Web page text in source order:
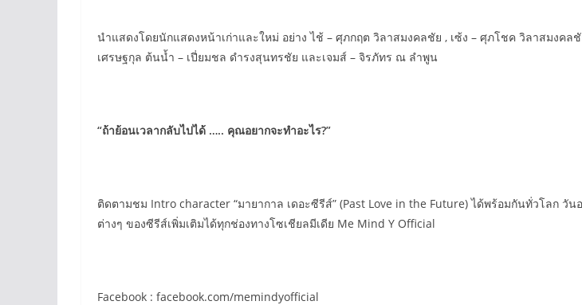
นำแสดงโดยนักแสดงหน้าเก่าและใหม่ อย่าง ไช้ – ศุภกฤต วิลาสมงคลชัย , เซ้ง – ศุภโชค วิลาสมงคล
เศรษฐกุล ต้นน้ำ – เปี่ยมชล ดำรงสุนทรชัย และเจมส์ – จิรภัทร ณ ลำพูน
“ถ้าย้อนเวลากลับไปได้ ….. คุณอยากจะทำอะไร?”
ติดตามชม Intro character “มายากาล เดอะซีรีส์” (Past Love in the Future) ได้พร้อมกันทั่วโลก วั
ต่างๆ ของซีรีส์เพิ่มเติมได้ทุกช่องทางโซเชียลมีเดีย Me Mind Y Official
Facebook : facebook.com/memindyofficial